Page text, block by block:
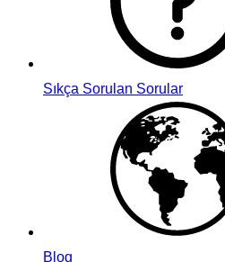
Sıkça Sorulan Sorular
Blog